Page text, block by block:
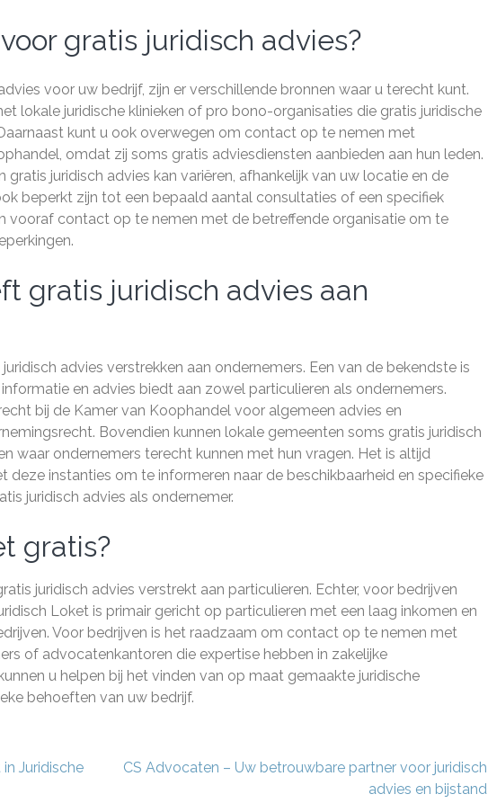
gratis juridisch advies?
voor uw bedrijf, zijn er verschillende bronnen waar u terecht kunt.
lokale juridische klinieken of pro bono-organisaties die gratis juridische
kunt u ook overwegen om contact op te nemen met
omdat zij soms gratis adviesdiensten aanbieden aan hun leden.
juridisch advies kan variëren, afhankelijk van uw locatie en de
beperkt zijn tot een bepaald aantal consultaties of een specifiek
vooraf contact op te nemen met de betreffende organisatie om te
gratis juridisch advies aan
advies verstrekken aan ondernemers. Een van de bekendste is
en advies biedt aan zowel particulieren als ondernemers.
bij de Kamer van Koophandel voor algemeen advies en
Bovendien kunnen lokale gemeenten soms gratis juridisch
waar ondernemers terecht kunnen met hun vragen. Het is altijd
instanties om te informeren naar de beschikbaarheid en specifieke
juridisch advies als ondernemer.
gratis?
juridisch advies verstrekt aan particulieren. Echter, voor bedrijven
Loket is primair gericht op particulieren met een laag inkomen en
Voor bedrijven is het raadzaam om contact op te nemen met
of advocatenkantoren die expertise hebben in zakelijke
u helpen bij het vinden van op maat gemaakte juridische
behoeften van uw bedrijf.
Juridische
CS Advocaten – Uw betrouwbare partner voor juridisch
advies en bijstand